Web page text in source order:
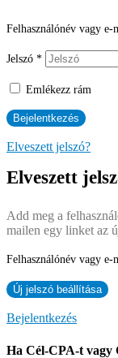
Felhasználónév vagy
Jelszó *
Emlékezz rám
Elveszett jelszó?
Elveszett
Add meg a
mailen egy linket az
Felhasználónév vagy
Bejelentkezés
Ha Cél-CPA-t vagy